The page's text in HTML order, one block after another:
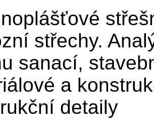
střechy.
sanací,
a
detaily